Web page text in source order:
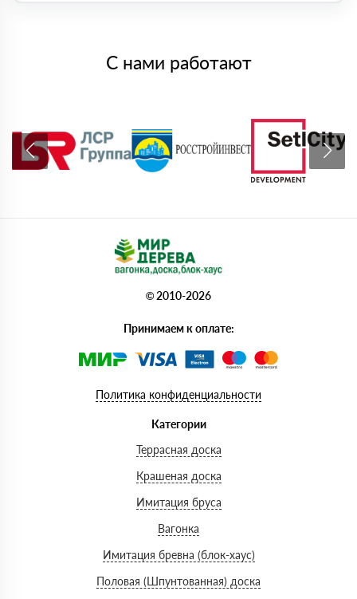
С нами работают
© 2010-2026
Принимаем к оплате:
Политика конфиденциальности
Категории
Террасная доска
Крашеная доска
Имитация бруса
Вагонка
Имитация бревна (блок-хаус)
Половая (Шпунтованная) доска